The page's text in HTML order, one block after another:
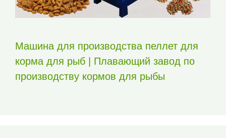
Машина для производства пеллет для
корма для рыб | Плавающий завод по
производству кормов для рыбы